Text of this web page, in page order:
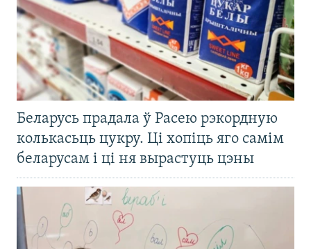
Беларусь прадала ў Расею рэкордную
колькасьць цукру. Ці хопіць яго самім
беларусам і ці ня вырастуць цэны